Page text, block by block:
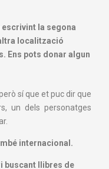
escrivint la segona
localització
Ens pots donar algun
sí que et puc dir que
un dels personatges
internacional.
buscant llibres de